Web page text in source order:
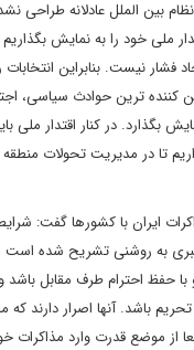
بین الملل عادلانه طراحی
ملی خود را به نمایش بگذاریم
فشار نیست. بنابراین
کننده ترین حوادث سیاسی،
بگذارد. در کنار اقتدار ملی
تا در مدیریت تحولات
ایران با کشورها گفت:
به روشنی تشریح شده است
حفظ احترام طرف مقابل باشد و
باشد. آنها اصرار دارند
از موضع قدرت وارد مذاکرات